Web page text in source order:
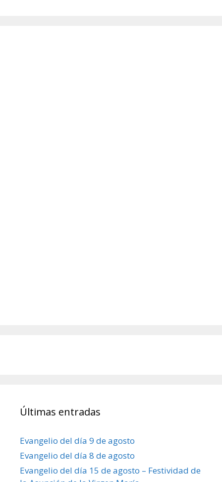
Últimas entradas
Evangelio del día 9 de agosto
Evangelio del día 8 de agosto
Evangelio del día 15 de agosto – Festividad de